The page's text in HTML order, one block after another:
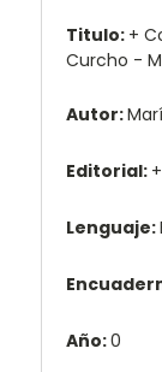
Titulo: +
Curcho -
Autor:
Editorial:
Lenguaje:
Año:0